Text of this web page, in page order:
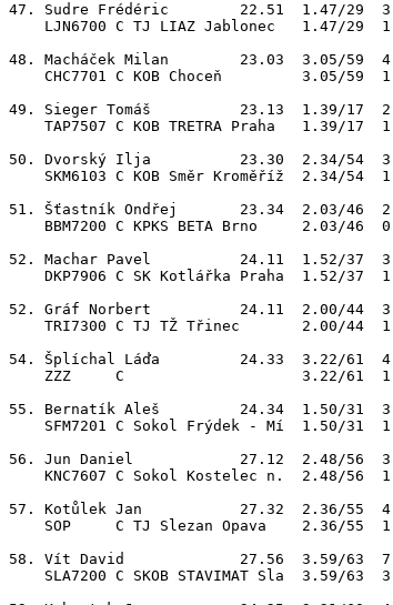
47. Sudre Frédéric        22.51  1.47/29
LJN6700 C TJ LIAZ Jablonec   1.47/29
48. Macháček Milan        23.03  3.05/59
CHC7701 C KOB Choceň         3.05/59
49. Sieger Tomáš          23.13  1.39/17
TAP7507 C KOB TRETRA Praha   1.39/17
50. Dvorský Ilja          23.30  2.34/54
SKM6103 C KOB Směr Kroměříž  2.34/54
51. Šťastník Ondřej       23.34  2.03/46
BBM7200 C KPKS BETA Brno     2.03/46
52. Machar Pavel          24.11  1.52/37
DKP7906 C SK Kotlářka Praha  1.52/37
52. Gráf Norbert          24.11  2.00/44
TRI7300 C TJ TŽ Třinec       2.00/44
54. Šplíchal Láďa         24.33  3.22/61
ZZZ     C                    3.22/61
55. Bernatík Aleš         24.34  1.50/31
SFM7201 C Sokol Frýdek - Mí  1.50/31
56. Jun Daniel            27.12  2.48/56
KNC7607 C Sokol Kostelec n.  2.48/56
57. Kotůlek Jan           27.32  2.36/55
SOP     C TJ Slezan Opava    2.36/55
58. Vít David             27.56  3.59/63
SLA7200 C SKOB STAVIMAT Sla  3.59/63